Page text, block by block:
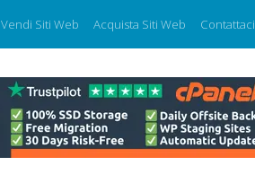
Vendi Siti Web Acquista Siti Web Contattaci